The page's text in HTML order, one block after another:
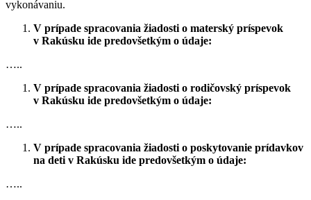
vykonávaniu.
V prípade spracovania žiadosti o materský príspevok
v Rakúsku ide predovšetkým o údaje:
…..
V prípade spracovania žiadosti o rodičovský príspevok
v Rakúsku ide predovšetkým o údaje:
…..
V prípade spracovania žiadosti o poskytovanie prídavkov
na deti v Rakúsku ide predovšetkým o údaje:
…..